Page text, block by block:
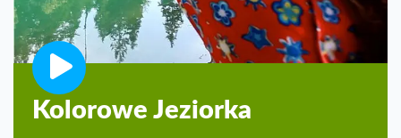
Kolorowe Jeziorka